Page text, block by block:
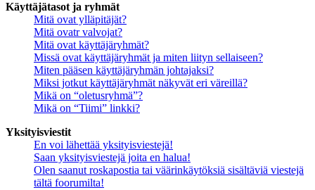
Käyttäjätasot ja ryhmät
Mitä ovat ylläpitäjät?
Mitä ovatr valvojat?
Mitä ovat käyttäjäryhmät?
Missä ovat käyttäjäryhmät ja miten liityn sellaiseen?
Miten pääsen käyttäjäryhmän johtajaksi?
Miksi jotkut käyttäjäryhmät näkyvät eri väreillä?
Mikä on “oletusryhmä”?
Mikä on “Tiimi” linkki?
Yksityisviestit
En voi lähettää yksityisviestejä!
Saan yksityisviestejä joita en halua!
Olen saanut roskapostia tai väärinkäytöksiä sisältäviä viestejä
tältä foorumilta!